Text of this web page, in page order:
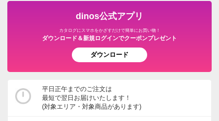
dinos公式アプリ
カタログにスマホをかざすだけで簡単にお買い物！
ダウンロード＆新規ログインでクーポンプレゼント
ダウンロード
平日正午までのご注文は
最短で翌日お届けいたします！
(対象エリア・対象商品があります)